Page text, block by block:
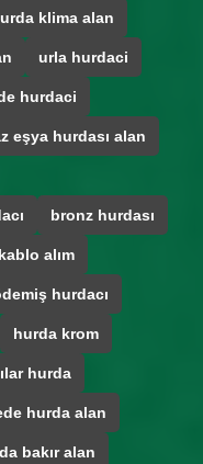
klima alan
urla hurdaci
hurdaci
eşya hurdası alan
bronz hurdası
alım
hurdacı
hurda krom
hurda
hurda alan
bakır alan